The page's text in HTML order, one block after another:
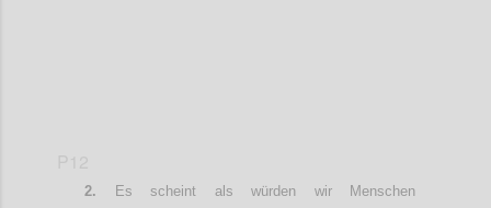
Es scheint als würden wir Menschen